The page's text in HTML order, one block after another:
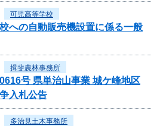
可児高等学校
への自動販売機設置に係る一般
揖斐農林事務所
号 県単治山事業 城ケ峰地区
入札公告
多治見土木事務所